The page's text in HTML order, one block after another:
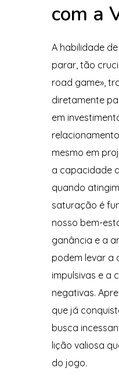
com a
A habilidade
parar, tão
road game»,
diretamente
em
mesmo em
a capacidade
quando
saturação é
nosso bem-
ganância e a
podem levar a
impulsivas e a
negativas.
que já
busca
lição valiosa
do jogo.